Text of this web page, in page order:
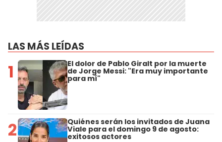
LAS MÁS LEÍDAS
1 El dolor de Pablo Giralt por la muerte
de Jorge Messi: "Era muy importante
para mí"
2 Quiénes serán los invitados de Juana
Viale para el domingo 9 de agosto:
exitosos actores